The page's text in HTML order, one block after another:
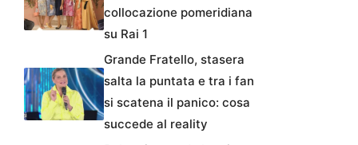
collocazione pomeridiana
su Rai 1
Grande Fratello, stasera
salta la puntata e tra i fan
si scatena il panico: cosa
succede al reality